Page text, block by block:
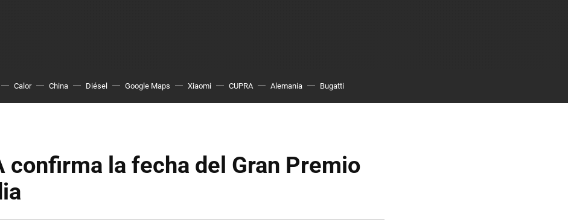
Calor China Diésel Google Maps Xiaomi CUPRA Alemania Bugatti
confirma la fecha del Gran Premio